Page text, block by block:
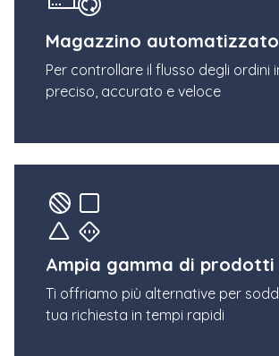
Magazzino automatizzato
Per controllare il flusso degli ordini
preciso, accurato e veloce
Ampia gamma di prodotti
Ti offriamo più alternative per
tua richiesta in tempi rapidi